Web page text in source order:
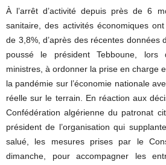
À l’arrêt d’activité depuis près de 6
sanitaire, des activités économiques
de 3,8%, d’après des récentes données
poussé le président Tebboune, lors
ministres, à ordonner la prise en charge
la pandémie sur l’économie nationale
réelle sur le terrain. En réaction aux
Confédération algérienne du patronat
président de l’organisation qui
salué, les mesures prises par le
dimanche, pour accompagner les